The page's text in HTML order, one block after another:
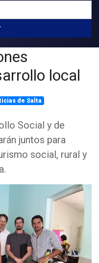
local
de Salta
Social y de
juntos para
social, rural y